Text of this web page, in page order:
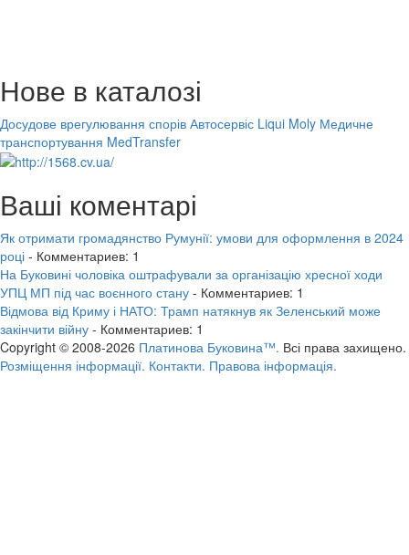
Нове в каталозі
Досудове врегулювання спорів Автосервіс Liqui Moly Медичне
транспортування MedTransfer
Ваші коментарі
Як отримати громадянство Румунії: умови для оформлення в 2024
році - Комментариев: 1
На Буковині чоловіка оштрафували за організацію хресної ходи
УПЦ МП під час воєнного стану - Комментариев: 1
Відмова від Криму і НАТО: Трамп натякнув як Зеленський може
закінчити війну - Комментариев: 1
Copyright © 2008-2026 Платинова Буковина™. Всі права захищено.
Розміщення інформації. Контакти. Правова інформація.